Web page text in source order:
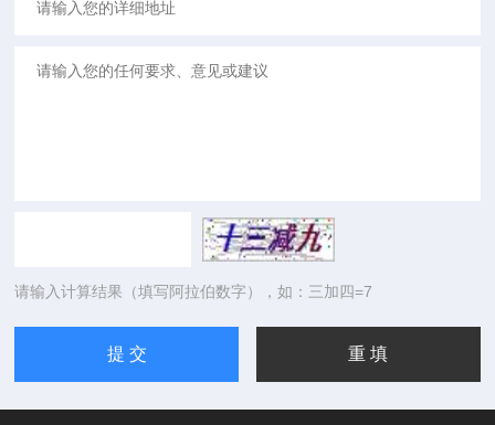
请输入计算结果（填写阿拉伯数字），如：三加四=7